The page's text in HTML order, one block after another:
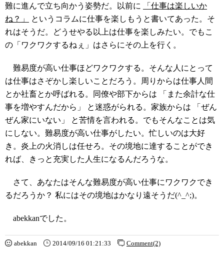
難に進んで立ち向かう姿勢だ。以前に
「仕事は楽しいか
ね？」
というコラムに仕事を楽しもうと書いてあった。そ
れはそうだ。どうせやる以上は仕事を楽しみたい。でもこ
の「ワクワクするねぇ」はさらにその上を行く。
難易度が高い仕事ほどワクワクする。そんな人にとって
は仕事はさぞかし楽しいことだろう。周りからは仕事人間
とか社畜とか呼ばれる。同僚や部下からは 「また余計な仕
事を増やすんだから」 と迷惑がられる。家族からは 「ぜん
ぜん家にいない」 と苦情を言われる。でもそんなことは気
にしない。難易度が高い仕事がしたい。忙しいのは大好
き。炎上の火消しは任せろ。その境地に達することができ
れば、きっと充実した人生になるんだろうな。
さて、あなたはそんな難易度が高い仕事にワクワクでき
るだろうか？ 私にはその境地はかなり遠そうだ(^_^;)。
abekkanでした。
abekkan 2014/09/16 01:21:33 Comment(2)